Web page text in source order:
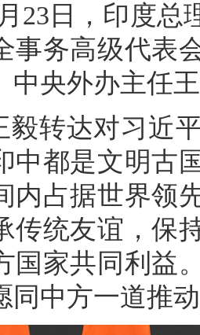
23日，印度
事务高级代表
中央外办主任
毅转达对习近
中都是文明古
内占据世界领
传统友谊，保
国家共同利益
同中方一道推